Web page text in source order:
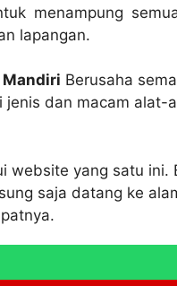
menampung
lapangan.
Mandiri Berusaha
dan macam alat-
website yang satu ini.
saja datang ke